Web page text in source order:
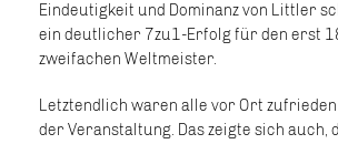
Eindeutigkeit und Dominanz von Littler
ein deutlicher 7zu1-Erfolg für den erst
zweifachen Weltmeister.
Letztendlich waren alle vor Ort
der Veranstaltung. Das zeigte sich auch,